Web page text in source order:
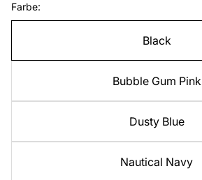
Farbe:
Black
Bubble Gum Pink
Dusty Blue
Nautical Navy